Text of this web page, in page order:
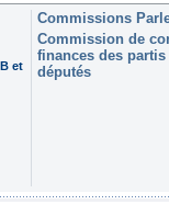
et
Commissions
Commission de
finances des partis
députés